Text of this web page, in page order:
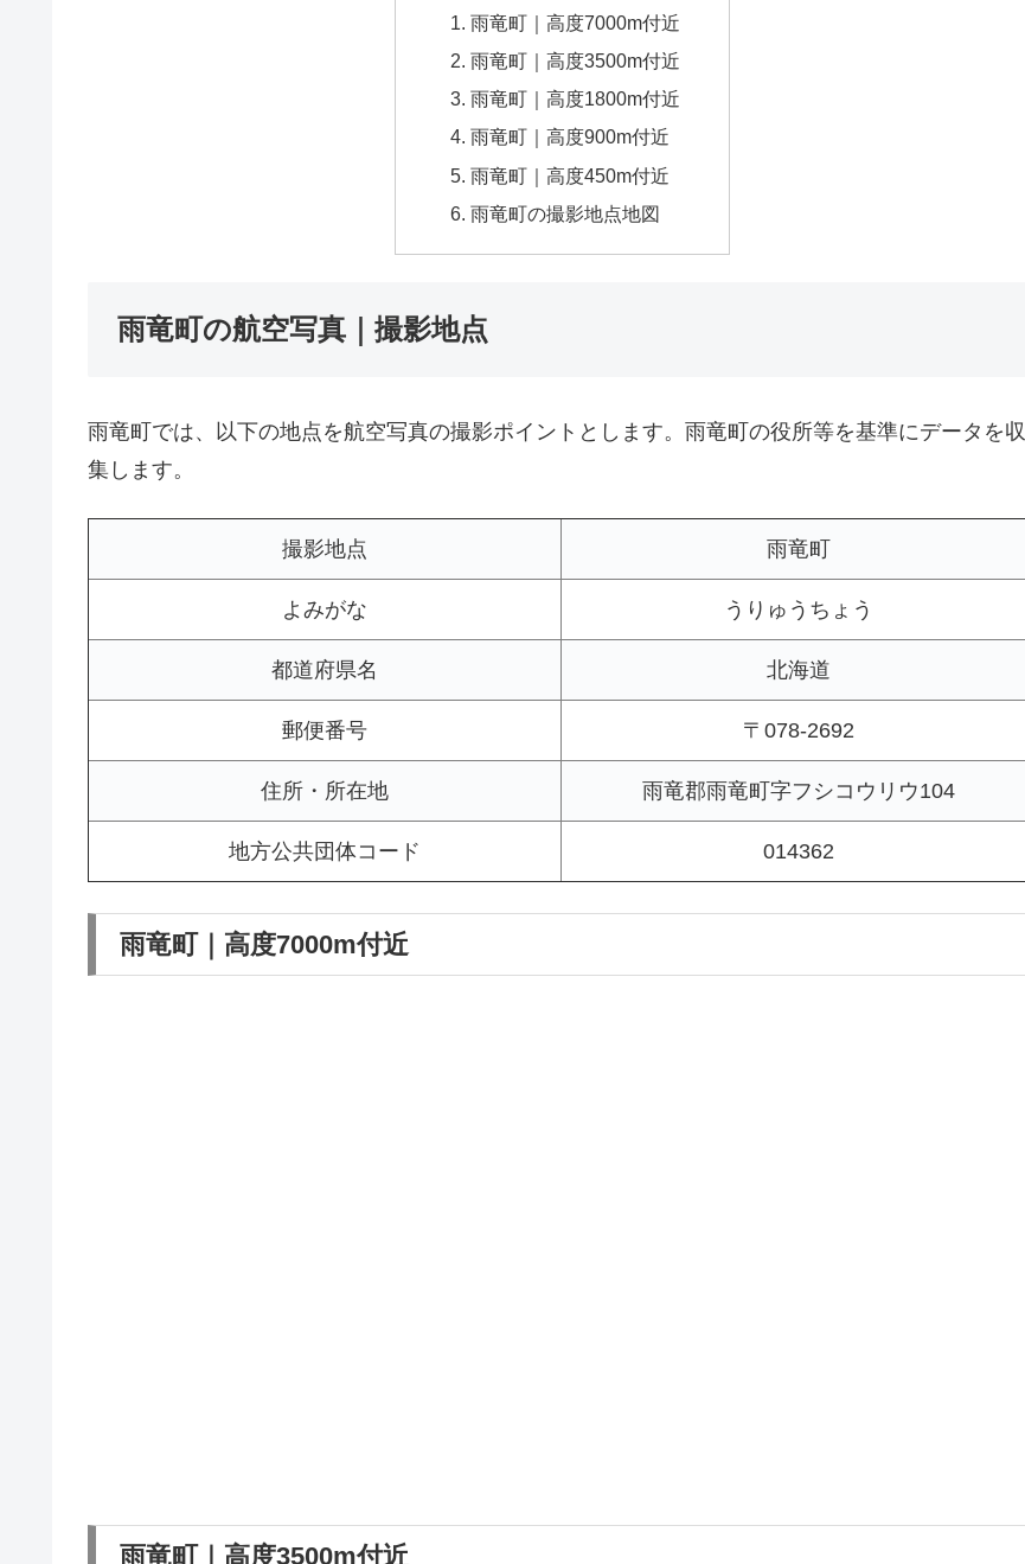
雨竜町｜高度7000m付近
雨竜町｜高度3500m付近
雨竜町｜高度1800m付近
雨竜町｜高度900m付近
雨竜町｜高度450m付近
雨竜町の撮影地点地図
雨竜町の航空写真｜撮影地点
雨竜町では、以下の地点を航空写真の撮影ポイントとします。雨竜町の役所等を基準にデータを収
集します。
撮影地点 雨竜町
よみがな うりゅうちょう
都道府県名 北海道
郵便番号 〒078-2692
住所・所在地 雨竜郡雨竜町字フシコウリウ104
地方公共団体コード 014362
雨竜町｜高度7000m付近
雨竜町｜高度3500m付近